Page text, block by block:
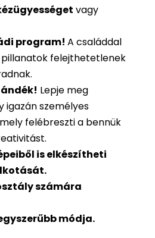
vagy
program! A családdal
felejthetetlenek
! Lepje meg
igazán személyes
felébreszti a bennük
iselkészítheti
számára
módja.